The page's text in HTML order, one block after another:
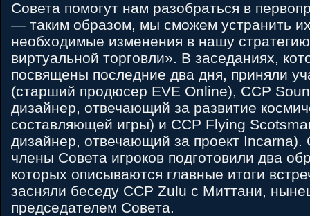
Совета помогут нам разобраться в
— таким образом, мы сможем устранить
необходимые изменения в нашу
виртуальной торговли». В заседаниях,
посвящены последние два дня, приняли
(старший продюсер EVE Online), CCP
дизайнер, отвечающий за развитие
составляющей игры) и CCP Flying
дизайнер, отвечающий за проект Incarna).
члены Совета игроков подготовили два
которых описываются главные итоги
засняли беседу CCP Zulu c Миттани,
председателем Совета.